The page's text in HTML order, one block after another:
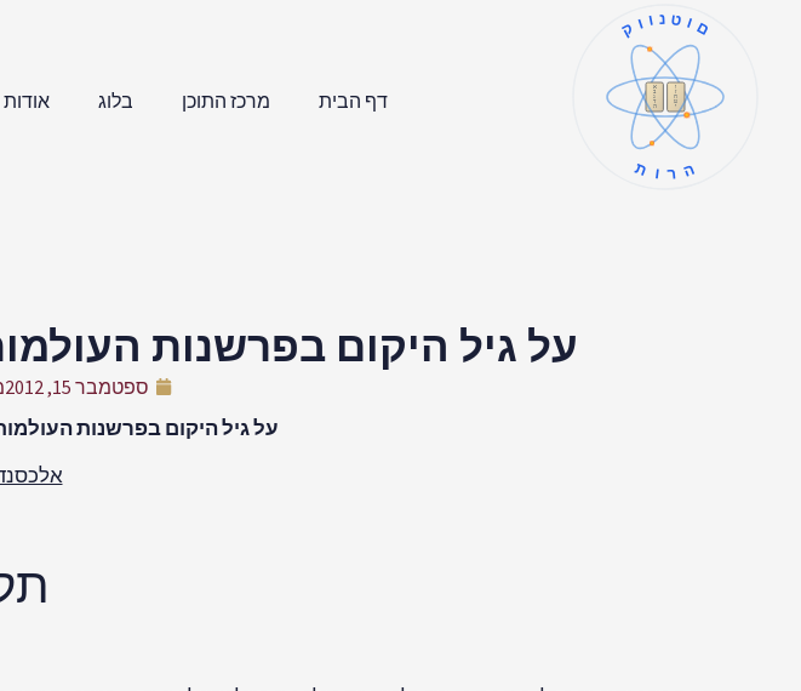
א
ב
ג
ד
ה
ו
ז
ח
ט
י
קוונטום
תורה
דף הבית מרכז התוכן בלוג
על גיל היקום בפרשנות
ספטמבר 15, 2012
על גיל היקום בפרשנות